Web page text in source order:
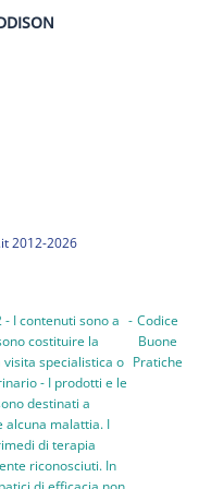
2012-2026
I contenuti sono a
costituire la
specialistica o
- I prodotti e le
destinati a
malattia. I
di terapia
riconosciuti. In
- Codice
Buone
Pratiche